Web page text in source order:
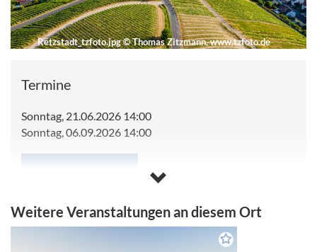
Retzstadt_tzfoto.jpg©Thomas Zitzmann, www.tzfoto.de
Termine
Sonntag, 21.06.2026 14:00
Sonntag, 06.09.2026 14:00
Weitere Veranstaltungen an diesem Ort